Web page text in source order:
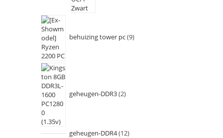
behuizing tower pc 9
geheugen-DDR3 2
geheugen-DDR4 12